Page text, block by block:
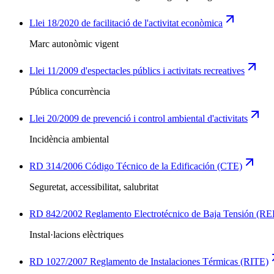
Llei 18/2020 de facilitació de l'activitat econòmica
Marc autonòmic vigent
Llei 11/2009 d'espectacles públics i activitats recreatives
Pública concurrència
Llei 20/2009 de prevenció i control ambiental d'activitats
Incidència ambiental
RD 314/2006 Código Técnico de la Edificación (CTE)
Seguretat, accessibilitat, salubritat
RD 842/2002 Reglamento Electrotécnico de Baja Tensión
Instal·lacions elèctriques
RD 1027/2007 Reglamento de Instalaciones Térmicas (RITE)